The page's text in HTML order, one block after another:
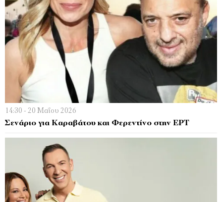
14:30 - 20 Μαΐου 2026
Σενάριο για Καραβάτου και Φερεντίνο στην ΕΡΤ